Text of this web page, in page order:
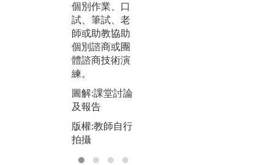
個別作業、口
試、筆試、老
師或助教協助
個別諮商或團
體諮商技術演
練。
圖解:課堂討論
及報告
版權:教師自行
拍攝